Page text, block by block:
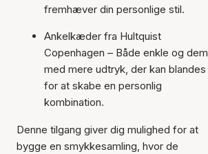
fremhæver din personlige stil.
Ankelkæder fra Hultquist
Copenhagen – Både enkle og dem
med mere udtryk, der kan blandes
for at skabe en personlig
kombination.
Denne tilgang giver dig mulighed for at
bygge en smykkesamling, hvor de